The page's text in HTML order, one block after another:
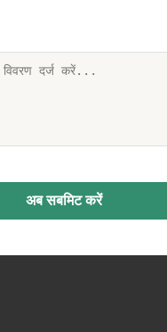
अब सबमिट करें